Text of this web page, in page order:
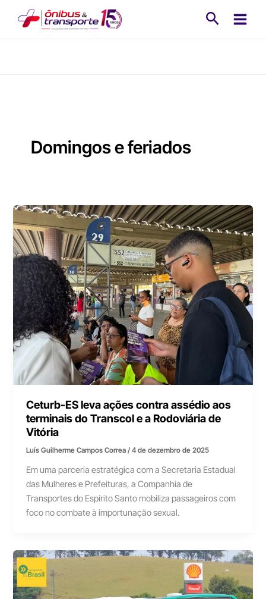
Domingos e feriados
Ceturb-ES leva ações contra assédio aos
terminais do Transcol e a Rodoviária de
Vitória
Luís Guilherme Campos Correa/4 de dezembro de 2025
Em uma parceria estratégica com a Secretaria Estadual
das Mulheres e Prefeituras, a Companhia de
Transportes do Espírito Santo mobiliza passageiros com
foco no combate à importunação sexual.